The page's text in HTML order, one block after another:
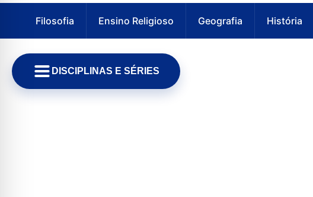
Filosofia Ensino Religioso Geografia História
DISCIPLINAS E SÉRIES